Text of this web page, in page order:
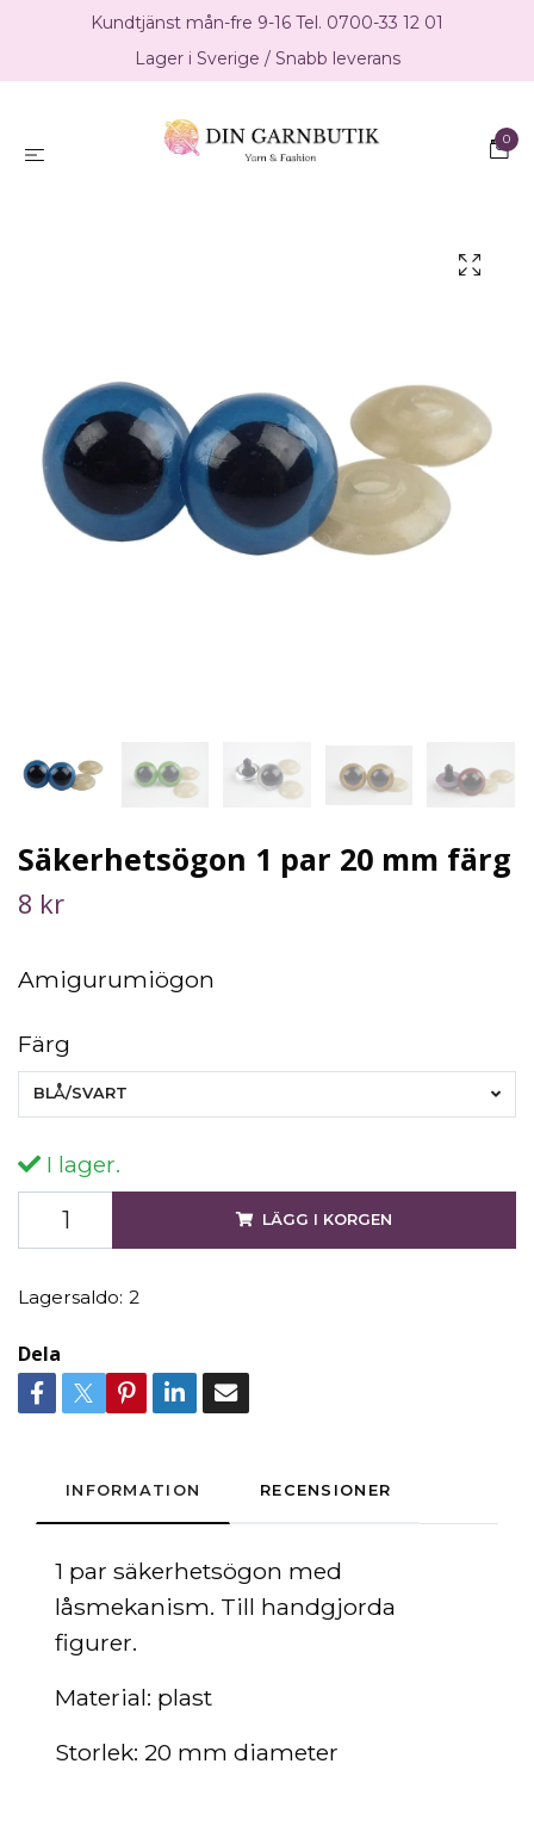
Kundtjänst mån-fre 9-16 Tel. 0700-33 12 01
Lager i Sverige / Snabb leverans
0
Säkerhetsögon 1 par 20 mm färg
8 kr
Amigurumiögon
Färg
BLÅ/SVART
I lager.
LÄGG I KORGEN
Lagersaldo: 2
Dela
INFORMATION RECENSIONER
1 par säkerhetsögon med
låsmekanism. Till handgjorda
figurer.
Material: plast
Storlek: 20 mm diameter